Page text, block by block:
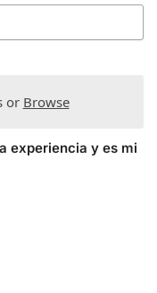
or Browse
experiencia y es mi